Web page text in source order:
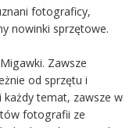
fotograficy,
nowinki sprzętowe.
Zawsze
od sprzętu i
temat, zawsze w
fotografii ze